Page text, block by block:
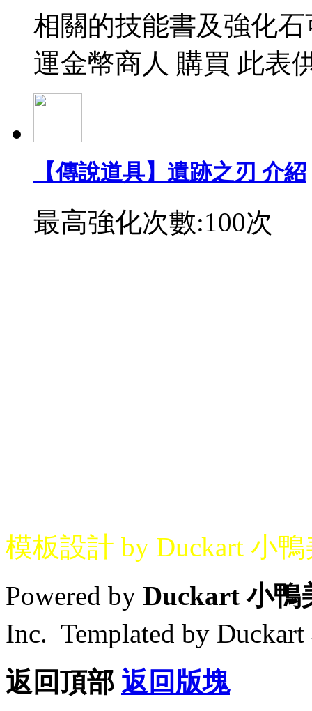
相關的技能書及強化
運金幣商人 購買 此表
【傳說道具】遺跡之刃 介紹
最高強化次數:100次
模板設計 by Duckart 小
Powered by Duckart 小鴨
Inc. Templated by
返回頂部 返回版塊